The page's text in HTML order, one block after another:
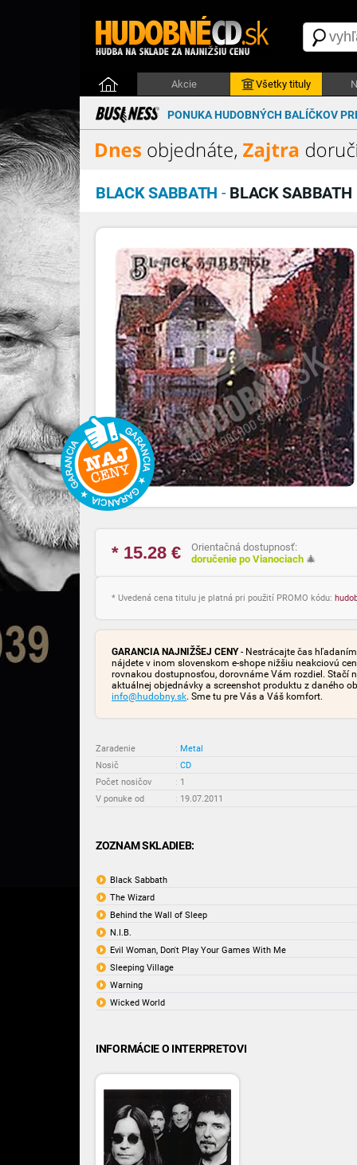
Akcie Všetky tituly
PONUKA HUDOBNÝCH BALÍČKOV
BLACK SABBATH - BLACK SABBATH
* 15.28 €
Orientačná dostupnosť:
doručenie po Vianociach 🎄
* Uvedená cena titulu je platná pri použití PROMO kódu:
GARANCIA NAJNIŽŠEJ CENY- Nestrácajte čas
nájdete v inom slovenskom e-shope nižšiu neakciovú
rovnakou dostupnosťou, dorovnáme Vám rozdiel. Stačí
aktuálnej objednávky a screenshot produktu z daného
info@hudobny.sk. Sme tu pre Vás a Váš komfort.
Zaradenie : Metal
Nosič
: CD
Počet nosičov
: 1
V ponuke od
: 19.07.2011
ZOZNAM SKLADIEB:
Black Sabbath
The Wizard
Behind the Wall of Sleep
N.I.B.
Evil Woman, Don't Play Your Games With Me
Sleeping Village
Warning
Wicked World
INFORMÁCIE O INTERPRETOVI